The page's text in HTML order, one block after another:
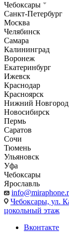
Чебоксары
Санкт-Петербург
Москва
Челябинск
Самара
Калининград
Воронеж
Екатеринбург
Ижевск
Краснодар
Красноярск
Нижний Новгород
Новосибирск
Пермь
Саратов
Сочи
Тюмень
Ульяновск
Уфа
Чебоксары
Ярославль
Чебоксары, ул.
цокольный этаж
Вконтакте